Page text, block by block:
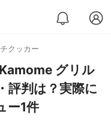
クッカー
グリル
評判は？実際に
ー1件